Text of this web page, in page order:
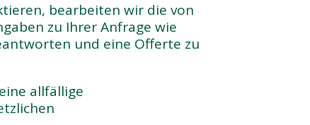
bearbeiten wir die von
zu Ihrer Anfrage wie
und eine Offerte zu
allfällige